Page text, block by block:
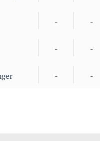
- -
- -
- -